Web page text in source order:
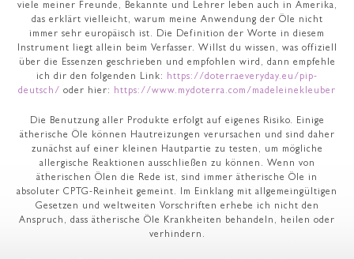
viele meiner Freunde, Bekannte und Lehrer leben auch in Amerika,
das erklärt vielleicht, warum meine Anwendung der Öle nicht
immer sehr europäisch ist. Die Definition der Worte in diesem
Instrument liegt allein beim Verfasser. Willst du wissen, was offiziell
über die Essenzen geschrieben und empfohlen wird, dann empfehle
ich dir den folgenden Link: https://doterraeveryday.eu/pip-
deutsch/ oder hier: https://www.mydoterra.com/madeleinekleuber
Die Benutzung aller Produkte erfolgt auf eigenes Risiko. Einige
ätherische Öle können Hautreizungen verursachen und sind daher
zunächst auf einer kleinen Hautpartie zu testen, um mögliche
allergische Reaktionen ausschließen zu können. Wenn von
ätherischen Ölen die Rede ist, sind immer ätherische Öle in
absoluter CPTG-Reinheit gemeint. Im Einklang mit allgemeingültigen
Gesetzen und weltweiten Vorschriften erhebe ich nicht den
Anspruch, dass ätherische Öle Krankheiten behandeln, heilen oder
verhindern.